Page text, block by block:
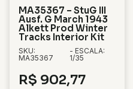
MA35367 – StuG III
Ausf. G March 1943
Alkett Prod Winter
Tracks Interior Kit
SKU:
MA35367
- ESCALA:
1/35
R$ 902,77